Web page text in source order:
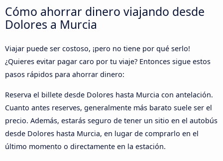
Cómo ahorrar dinero viajando desde
Dolores a Murcia
Viajar puede ser costoso, ¡pero no tiene por qué serlo!
¿Quieres evitar pagar caro por tu viaje? Entonces sigue estos
pasos rápidos para ahorrar dinero:
Reserva el billete desde Dolores hasta Murcia con antelación.
Cuanto antes reserves, generalmente más barato suele ser el
precio. Además, estarás seguro de tener un sitio en el autobús
desde Dolores hasta Murcia, en lugar de comprarlo en el
último momento o directamente en la estación.